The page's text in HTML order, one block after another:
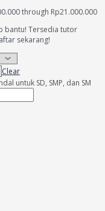
through Rp21.000.000
bantu! Tersedia tutor
sekarang!
Clear
untuk SD, SMP, dan SM